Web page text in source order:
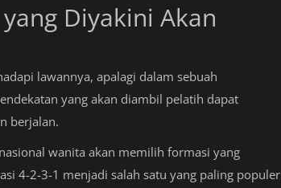
Diyakini Akan
lawannya, apalagi dalam sebuah
yang akan diambil pelatih dapat
berjalan.
wanita akan memilih formasi yang
4-2-3-1 menjadi salah satu yang paling populer